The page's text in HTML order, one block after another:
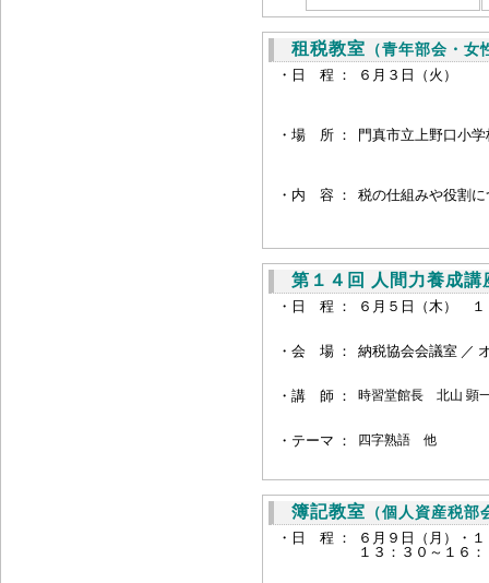
租税教室 （青年部会・女
・日 程 ：
６月３日（火）
・場 所 ： 門真市立上野口小学
・内 容 ： 税の仕組みや役割
第１４回 人間力養成講
・日 程 ： ６月５日（木） １
・会 場 ： 納税協会会議室 ／
・ 講 師 ： 時習堂館長北山 顕
・ テーマ ： 四字熟語 他
簿記教室 （個人資産税部
・日 程 ：
６月９日（月）・
１３：３０～１６